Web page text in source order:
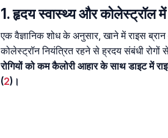
1. हृदय स्वास्थ्य और कोलेस्ट्रॉल में
एक वैज्ञानिक शोध के अनुसार, खाने में राइस
कोलेस्ट्रॉन नियंत्रित रहने से ह्रदय संबंधी रोगों
रोगियों को कम कैलोरी आहार के साथ डाइट में
(2)।